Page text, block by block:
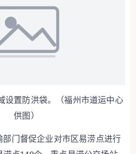
设置防洪袋。（福州市道运中心
供图）
部门督促企业对市区易涝点进行